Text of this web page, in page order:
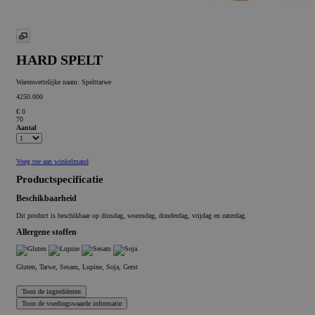
HARD SPELT
Warenwettelijke naam: Spelttarwe
4250.000
€ 0
70
Aantal
Voeg toe aan winkelmand
Productspecificatie
Beschikbaarheid
Dit product is beschikbaar op dinsdag, woensdag, donderdag, vrijdag en zaterdag.
Allergene stoffen
Gluten, Tarwe, Sesam, Lupine, Soja, Gerst